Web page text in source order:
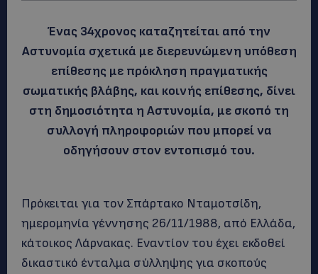
Ένας 34χρονος καταζητείται από την
Αστυνομία σχετικά με διερευνώμενη υπόθεση
επίθεσης με πρόκληση πραγματικής
σωματικής βλάβης, και κοινής επίθεσης, δίνει
στη δημοσιότητα η Αστυνομία, με σκοπό τη
συλλογή πληροφοριών που μπορεί να
οδηγήσουν στον εντοπισμό του.
Πρόκειται για τον Σπάρτακο Νταμοτσίδη,
ημερομηνία γέννησης 26/11/1988, από Ελλάδα,
κάτοικος Λάρνακας. Εναντίον του έχει εκδοθεί
δικαστικό ένταλμα σύλληψης για σκοπούς